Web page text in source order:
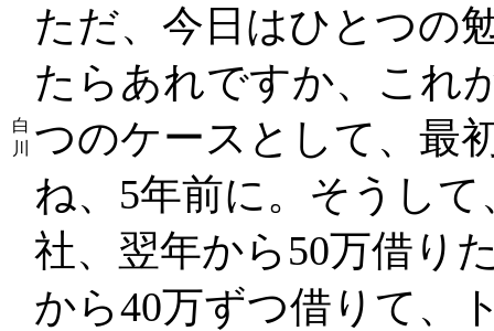
白
川
ただ、今日はひとつの
たらあれですか、これ
つのケースとして、最
ね、5年前に。そうし
社、翌年から50万借り
から40万ずつ借りて、